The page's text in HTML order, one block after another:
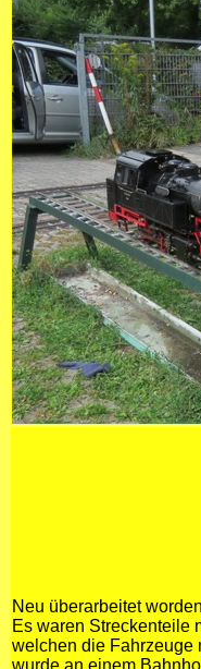
Neu überarbeitet
Es waren Streckenteile
welchen die Fahrzeuge
wurde an einem